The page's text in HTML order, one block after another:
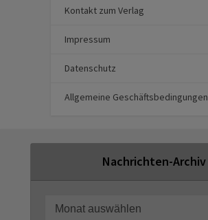
Kontakt zum Verlag
Impressum
Datenschutz
Allgemeine Geschäftsbedingungen
Nachrichten-Archiv